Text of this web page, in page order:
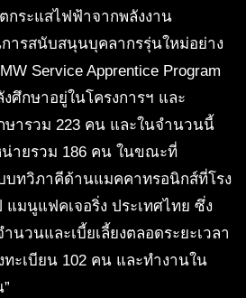
กระแสไฟฟ้าจากพลังงาน
ารสนับสนุนบุคลากรรุ่นใหม่อย่าง
Service Apprentice Program
ศึกษาอยู่ในโครงการฯ และ
ษารวม 223 คน และในจำนวนนี้
ายรวม 186 คน ในขณะที่
บทวิภาคีด้านแมคคาทรอนิกส์ที่โรง
แมนูแฟคเจอริ่ง ประเทศไทย ซึ่ง
นวนและเบี้ยเลี้ยงตลอดระยะเวลา
ะเบียน 102 คน และทำงานใน